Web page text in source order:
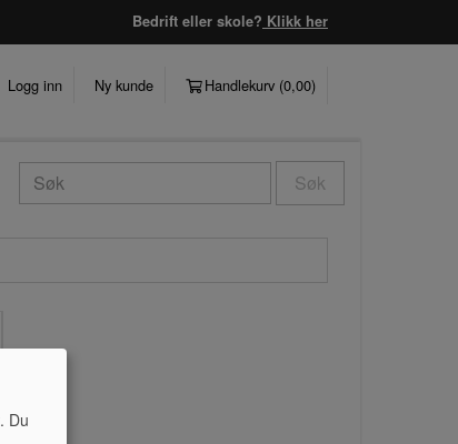
Bedrift eller skole? Klikk her
Logg inn Ny kunde Handlekurv (0,00)
Søk
Du